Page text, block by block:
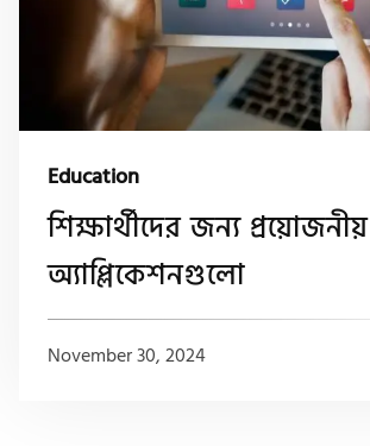
Education
শিক্ষার্থীদের জন্য প্রয়োজনীয়
অ্যাপ্লিকেশনগুলো
November 30, 2024